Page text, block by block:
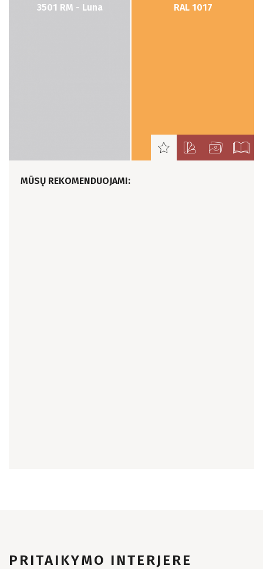
3501 RM - Luna RAL 1017
MŪSŲ REKOMENDUOJAMI:
PRITAIKYMO INTERJERE